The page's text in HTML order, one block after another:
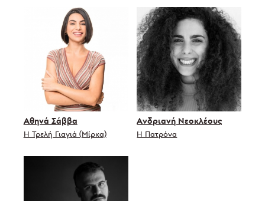
Αθηνά Σάββα
Η Τρελή Γιαγιά (Μίρκα)
Ανδριανή Νεοκλέους
Η Πατρόνα